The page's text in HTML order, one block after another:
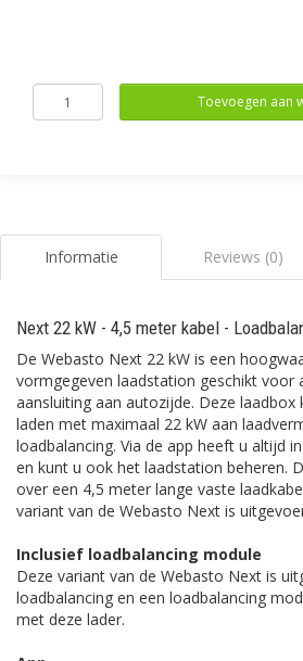
Toevoegen aan
Informatie Reviews (0)
Next 22 kW - 4,5 meter kabel -
De Webasto Next 22 kW is een
vormgegeven laadstation geschikt voor
aansluiting aan autozijde. Deze
laden met maximaal 22 kW aan
loadbalancing. Via de app heeft u altijd
en kunt u ook het laadstation beheren.
over een 4,5 meter lange vaste
variant van de Webasto Next is
Inclusief loadbalancing module
Deze variant van de Webasto Next is
loadbalancing en een loadbalancing
met deze lader.